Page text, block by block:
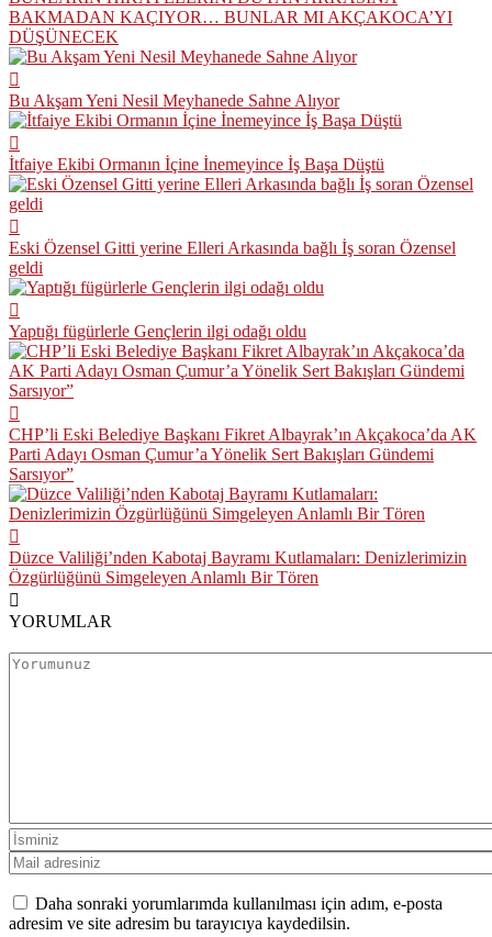
BAKMADAN KAÇIYOR… BUNLAR MI AKÇAKOCA’YI
DÜŞÜNECEK
Bu Akşam Yeni Nesil Meyhanede Sahne Alıyor
İtfaiye Ekibi Ormanın İçine İnemeyince İş Başa Düştü
Eski Özensel Gitti yerine Elleri Arkasında bağlı İş soran Özensel
geldi
Yaptığı fügürlerle Gençlerin ilgi odağı oldu
CHP’li Eski Belediye Başkanı Fikret Albayrak’ın Akçakoca’da AK
Parti Adayı Osman Çumur’a Yönelik Sert Bakışları Gündemi
Sarsıyor”
Düzce Valiliği’nden Kabotaj Bayramı Kutlamaları: Denizlerimizin
Özgürlüğünü Simgeleyen Anlamlı Bir Tören
YORUMLAR
Daha sonraki yorumlarımda kullanılması için adım, e-posta
adresim ve site adresim bu tarayıcıya kaydedilsin.